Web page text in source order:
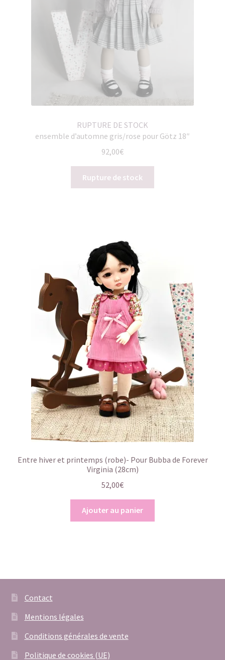
RUPTURE DE STOCK
ensemble d’automne gris/rose pour Götz 18″
92,00€
Rupture de stock
Entre hiver et printemps (robe)- Pour Bubba de Forever
Virginia (28cm)
52,00€
Ajouter au panier
Contact
Mentions légales
Conditions générales de vente
Politique de cookies (UE)